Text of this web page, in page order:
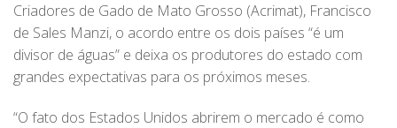
Criadores de Gado de Mato Grosso (Acrimat), Francisco
de Sales Manzi, o acordo entre os dois países “é um
divisor de águas” e deixa os produtores do estado com
grandes expectativas para os próximos meses.
“O fato dos Estados Unidos abrirem o mercado é como